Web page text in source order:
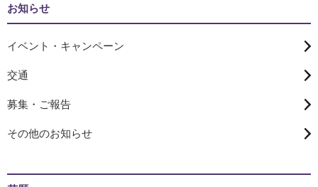
お知らせ
イベント・キャンペーン
交通
募集・ご報告
その他のお知らせ